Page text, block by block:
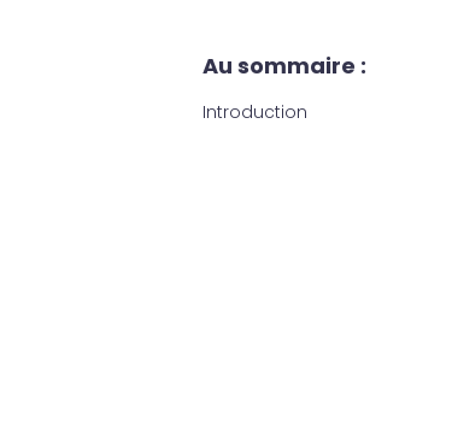
Au sommaire :
Introduction